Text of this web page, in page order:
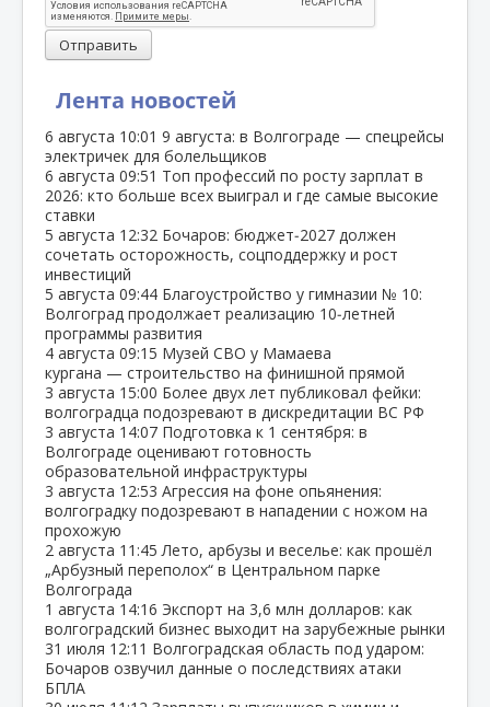
Лента новостей
6 августа 10:01 9 августа: в Волгограде — спецрейсы
электричек для болельщиков
6 августа 09:51 Топ профессий по росту зарплат в
2026: кто больше всех выиграл и где самые высокие
ставки
5 августа 12:32 Бочаров: бюджет‑2027 должен
сочетать осторожность, соцподдержку и рост
инвестиций
5 августа 09:44 Благоустройство у гимназии № 10:
Волгоград продолжает реализацию 10‑летней
программы развития
4 августа 09:15 Музей СВО у Мамаева
кургана — строительство на финишной прямой
3 августа 15:00 Более двух лет публиковал фейки:
волгоградца подозревают в дискредитации ВС РФ
3 августа 14:07 Подготовка к 1 сентября: в
Волгограде оценивают готовность
образовательной инфраструктуры
3 августа 12:53 Агрессия на фоне опьянения:
волгоградку подозревают в нападении с ножом на
прохожую
2 августа 11:45 Лето, арбузы и веселье: как прошёл
„Арбузный переполох“ в Центральном парке
Волгограда
1 августа 14:16 Экспорт на 3,6 млн долларов: как
волгоградский бизнес выходит на зарубежные рынки
31 июля 12:11 Волгоградская область под ударом:
Бочаров озвучил данные о последствиях атаки
БПЛА
Отправить